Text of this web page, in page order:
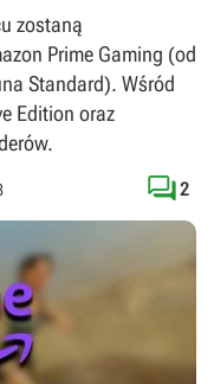
zostaną
Prime Gaming (od
Standard). Wśród
Edition oraz
2